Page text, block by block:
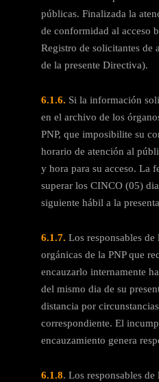
públicas. Finalizada la
de conformidad al acceso
Registro de solicitantes
de la presente Directiva).
6.1.6. Si la información
en el archivo de los
PNP, que imposibilite su
horario de atención al
y hora para su acceso. La
superar los CINCO (05)
siguiente hábil a la
6.1.7. Los responsables
orgánicas de la PNP que
encauzarlo internamente
del mismo dia de su
distancia por
correspondiente. El
encauzamiento genera
6.1.8. Los responsables